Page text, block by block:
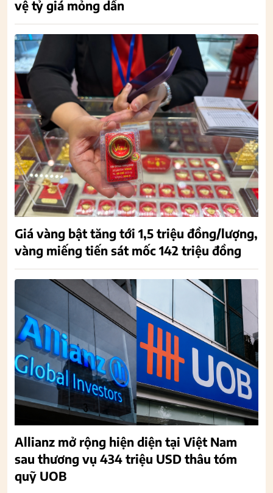
vệ tỷ giá mỏng dần
Giá vàng bật tăng tới 1,5 triệu đồng/lượng,
vàng miếng tiến sát mốc 142 triệu đồng
Allianz mở rộng hiện diện tại Việt Nam
sau thương vụ 434 triệu USD thâu tóm
quỹ UOB